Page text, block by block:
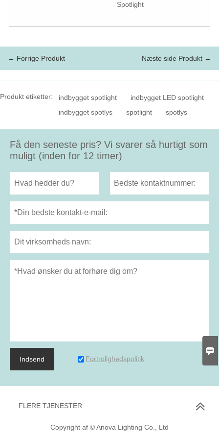
Spotlight
← Forrige Produkt Næste side Produkt →
Produkt etiketter: indbygget spotlight
indbygget LED spotlight
indbygget spotlys
spotlight spotlys
Få den seneste pris? Vi svarer så hurtigt som
muligt (inden for 12 timer)
Indsend Fortrolighedspolitik
FLERE TJENESTER
Copyright af © Anova Lighting Co., Ltd
